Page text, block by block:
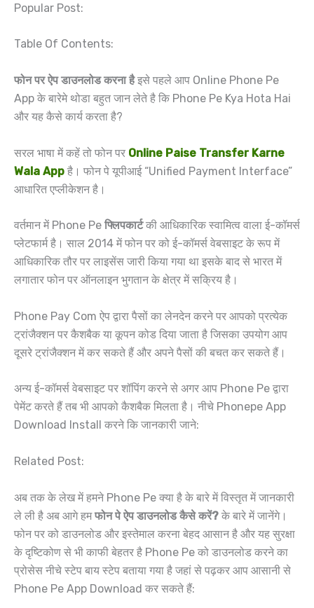
Popular Post:
Table Of Contents:
फोन पर ऐप डाउनलोड करना हैइसे पहले आप Online Phone Pe
App के बारेमे थोडा बहुत जान लेते है कि Phone Pe Kya Hota Hai
और यह कैसे कार्य करता है?
सरल भाषा में कहें तो फोन पर Online Paise Transfer Karne
Wala App है। फोन पे यूपीआई “Unified Payment Interface”
आधारित एप्लीकेशन है।
वर्तमान में Phone Pe फ्लिपकार्टकी आधिकारिक स्वामित्व वाला ई-कॉमर्स
प्लेटफार्म है। साल 2014 में फोन पर को ई-कॉमर्स वेबसाइट के रूप में
आधिकारिक तौर पर लाइसेंस जारी किया गया था इसके बाद से भारत में
लगातार फोन पर ऑनलाइन भुगतान के क्षेत्र में सक्रिय है।
Phone Pay Com ऐप द्वारा पैसों का लेनदेन करने पर आपको प्रत्येक
ट्रांजैक्शन पर कैशबैक या कूपन कोड दिया जाता है जिसका उपयोग आप
दूसरे ट्रांजैक्शन में कर सकते हैं और अपने पैसों की बचत कर सकते हैं।
अन्य ई-कॉमर्स वेबसाइट पर शॉपिंग करने से अगर आप Phone Pe द्वारा
पेमेंट करते हैं तब भी आपको कैशबैक मिलता है। नीचे Phonepe App
Download Install करने कि जानकारी जाने:
Related Post:
अब तक के लेख में हमने Phone Pe क्या है के बारे में विस्तृत में जानकारी
ले ली है अब आगे हमफोन पे ऐप डाउनलोड कैसे करें? के बारे में जानेंगे।
फोन पर को डाउनलोड और इस्तेमाल करना बेहद आसान है और यह सुरक्षा
के दृष्टिकोण से भी काफी बेहतर है Phone Pe को डाउनलोड करने का
प्रोसेस नीचे स्टेप बाय स्टेप बताया गया है जहां से पढ़कर आप आसानी से
Phone Pe App Download कर सकते हैं: